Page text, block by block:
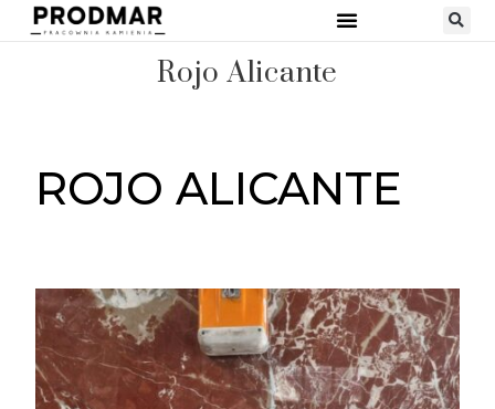
Rojo Alicante
ROJO ALICANTE